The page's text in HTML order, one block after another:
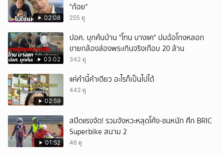
02:08
"ก้อย"
255 ดู
03:02
ปอศ. บุกค้นบ้าน "โทน บางแค" ปมฉ้อโกงหลอก
ขายกล้องส่องพระเกินจริงเกือบ 20 ล้าน
342 ดู
02:59
แค่คำนี้คำเดียว อะไรก็เป็นไปได้
442 ดู
01:52
สปีดแรงจัด! รวมจังหวะหลุดโค้ง-ชนหนัก ศึก BRIC
Superbike สนาม 2
46 ดู